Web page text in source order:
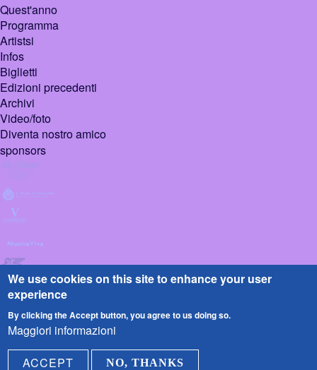
Quest'anno
Programma
Artistsi
Infos
Biglietti
Edizioni precedenti
Archivi
Video/foto
Diventa nostro amico
sponsors
© 2026 Pietrasanta
Design : Sign
We use cookies on this site to enhance your user
experience
By clicking the Accept button, you agree to us doing so.
Maggiori informazioni
ACCEPT
NO, THANKS